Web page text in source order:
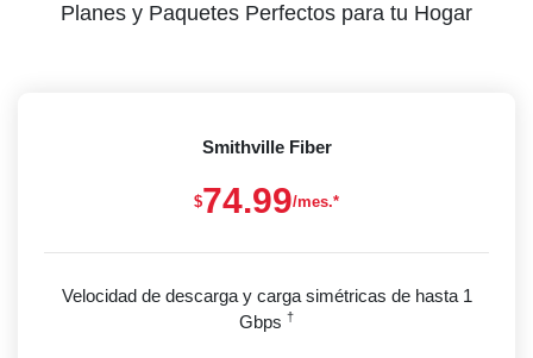
Planes y Paquetes Perfectos para tu Hogar
Smithville Fiber
$74.99/mes.*
Velocidad de descarga y carga simétricas de hasta 1
Gbps †